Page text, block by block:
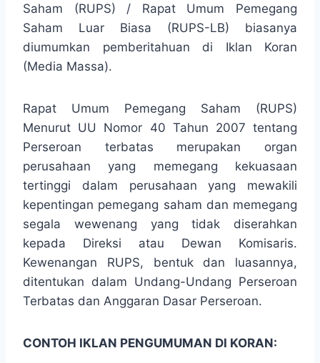
Saham (RUPS) / Rapat Umum Pemegang
Saham Luar Biasa (RUPS-LB) biasanya
diumumkan pemberitahuan di Iklan Koran
(Media Massa).
Rapat Umum Pemegang Saham (RUPS)
Menurut UU Nomor 40 Tahun 2007 tentang
Perseroan terbatas merupakan organ
perusahaan yang memegang kekuasaan
tertinggi dalam perusahaan yang mewakili
kepentingan pemegang saham dan memegang
segala wewenang yang tidak diserahkan
kepada Direksi atau Dewan Komisaris.
Kewenangan RUPS, bentuk dan luasannya,
ditentukan dalam Undang-Undang Perseroan
Terbatas dan Anggaran Dasar Perseroan.
CONTOH IKLAN PENGUMUMAN DI KORAN: